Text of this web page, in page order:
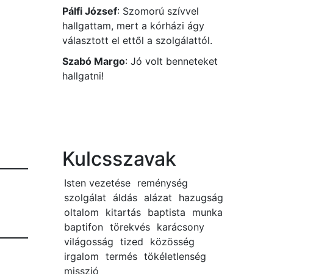
Pálfi József: Szomorú szívvel
hallgattam, mert a kórházi ágy
választott el ettől a szolgálattól.
Szabó Margo:Jó volt benneteket
hallgatni!
Kulcsszavak
Isten vezetése reménység
szolgálat
áldás alázat
hazugság
oltalom
kitartás baptista
munka
baptifon törekvés karácsony
világosság
tized
közösség
irgalom
termés tökéletlenség
misszió